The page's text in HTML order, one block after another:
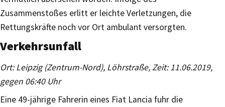
Zusammenstoßes erlitt er leichte Verletzungen, die
Rettungskräfte noch vor Ort ambulant versorgten.
Verkehrsunfall
Ort: Leipzig (Zentrum-Nord), Löhrstraße, Zeit: 11.06.2019,
gegen 06:40 Uhr
Eine 49-jährige Fahrerin eines Fiat Lancia fuhr die